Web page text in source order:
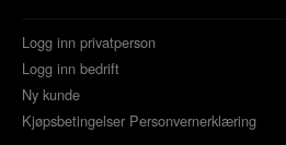
Logg inn privatperson
Logg inn bedrift
Ny kunde
Kjøpsbetingelser Personvernerklæring